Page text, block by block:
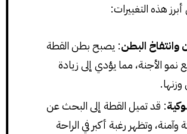
هذه التغييرات:
وانتفاخ البطن: يصبح بطن القطة
نمو الأجنة، مما يؤدي إلى زيادة
: قد تميل القطة إلى البحث عن
وآمنة، وتظهر رغبة أكبر في الراحة